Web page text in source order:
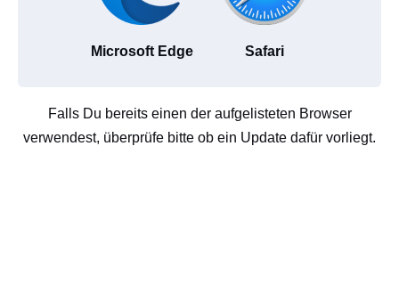
Microsoft Edge Safari
Falls Du bereits einen der aufgelisteten Browser
verwendest, überprüfe bitte ob ein Update dafür vorliegt.